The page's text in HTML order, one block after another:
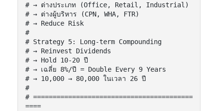
# → ต่างประเภท (Office, Retail, Industrial)
# → ต่างผู้บริหาร (CPN, WHA, FTR)
# → Reduce Risk
#
# Strategy 5: Long-term Compounding
# → Reinvest Dividends
# → Hold 10-20 ปี
# → เฉลี่ย 8%/ปี = Double Every 9 Years
# → 10,000 → 80,000 ในเวลา 26 ปี
#
# =========================================
====